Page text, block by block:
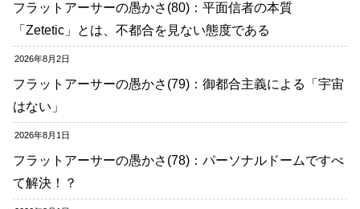
フラットアーサーの愚かさ(80)：平面信者の本質
「Zetetic」とは、不都合を見ない態度である
2026年8月2日
フラットアーサーの愚かさ(79)：御都合主義による「宇宙
はない」
2026年8月1日
フラットアーサーの愚かさ(78)：パーソナルドームですべ
て解決！？